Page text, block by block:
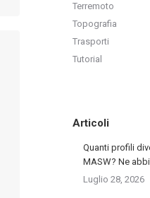
Terremoto
Topografia
Trasporti
Tutorial
Articoli
Quanti profili
MASW? Ne
Luglio 28, 2026